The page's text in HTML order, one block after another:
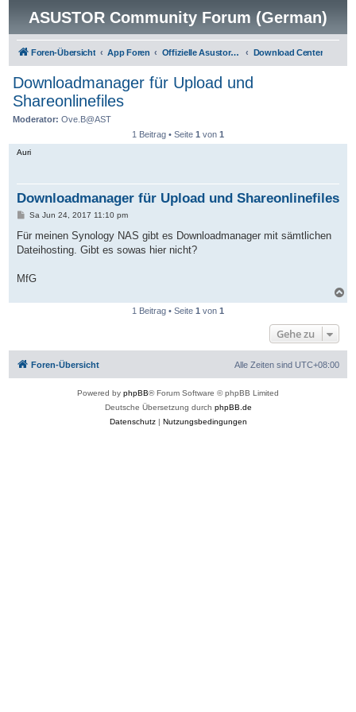
ASUSTOR Community Forum (German)
Foren-Übersicht App Foren Offizielle Asustor Apps Download Center
Downloadmanager für Upload und
Shareonlinefiles
Moderator: Ove.B@AST
1 Beitrag • Seite 1 von 1
Auri
Downloadmanager für Upload und Shareonlinefiles
B
i
r
Sa Jun 24, 2017 11:10 pm
Für meinen Synology NAS gibt es Downloadmanager mit sämtlichen
Dateihosting. Gibt es sowas hier nicht?
MfG
a
1 Beitrag • Seite 1 von 1
Gehe zu
Foren-Übersicht Alle Zeiten sind UTC+08:00
Powered by phpBB® Forum Software © phpBB Limited
Deutsche Übersetzung durch phpBB.de
Datenschutz| Nutzungsbedingungen